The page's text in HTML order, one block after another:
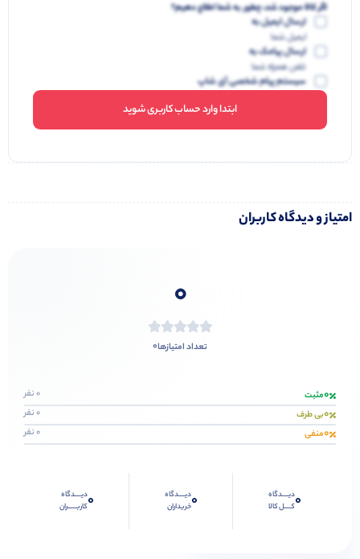
اگر کالا موجود شد، چطور به شما اطلاع دهیم؟
ارسال ایمیل به
ایمیل شما
ارسال پیامک به
تلفن همراه شما
سیستم پیام شخصی آی شاپ
ابتدا وارد حساب کاربری شوید
امتیاز و دیدگاه کاربران
0
تعداد امتیازها0
0مثبت 0 نفر
0بی طرف 0 نفر
0منفی 0 نفر
0دیــــدگاه
کــــل کالا
0دیــــدگاه
خریداران
0دیــــدگاه
کاربـــــران